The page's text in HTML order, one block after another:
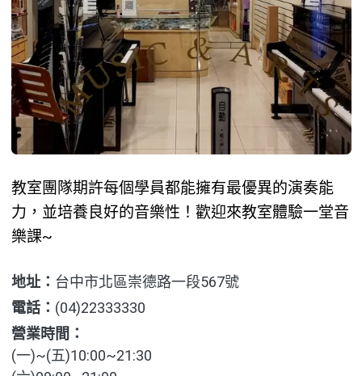
教室團隊期許每個學員都能擁有最優異的演奏能
力，並培養良好的音樂性！歡迎來教室體驗一堂音
樂課~
地址： 台中市北區崇德路一段567號
電話： (04)22333330
營業時間：
(一)~(五)10:00~21:30